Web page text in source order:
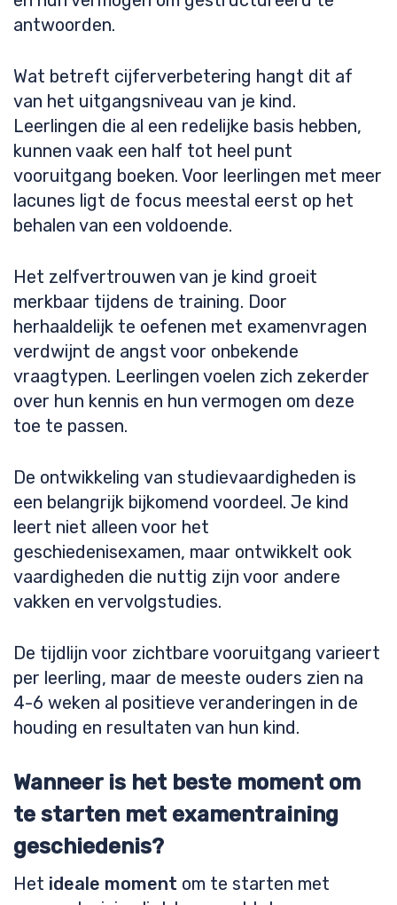
antwoorden.
Wat betreft cijferverbetering hangt dit af
van het uitgangsniveau van je kind.
Leerlingen die al een redelijke basis hebben,
kunnen vaak een half tot heel punt
vooruitgang boeken. Voor leerlingen met meer
lacunes ligt de focus meestal eerst op het
behalen van een voldoende.
Het zelfvertrouwen van je kind groeit
merkbaar tijdens de training. Door
herhaaldelijk te oefenen met examenvragen
verdwijnt de angst voor onbekende
vraagtypen. Leerlingen voelen zich zekerder
over hun kennis en hun vermogen om deze
toe te passen.
De ontwikkeling van studievaardigheden is
een belangrijk bijkomend voordeel. Je kind
leert niet alleen voor het
geschiedenisexamen, maar ontwikkelt ook
vaardigheden die nuttig zijn voor andere
vakken en vervolgstudies.
De tijdlijn voor zichtbare vooruitgang varieert
per leerling, maar de meeste ouders zien na
4-6 weken al positieve veranderingen in de
houding en resultaten van hun kind.
Wanneer is het beste moment om
te starten met examentraining
geschiedenis?
Het ideale moment om te starten met